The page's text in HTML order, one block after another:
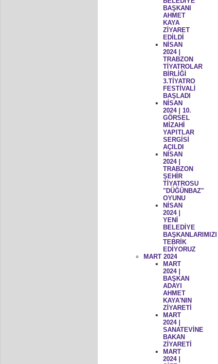
BAŞKANI
AHMET
KAYA
ZİYARET
EDİLDİ
NİSAN
2024 |
TRABZON
TİYATROLAR
BİRLİĞİ
3.TİYATRO
FESTİVALİ
BAŞLADI
NİSAN
2024 | 10.
GÖRSEL
MİZAHİ
YAPITLAR
SERGİSİ
AÇILDI
NİSAN
2024 |
TRABZON
ŞEHİR
TİYATROSU
"DÜĞÜNBAZ"
OYUNU
NİSAN
2024 |
YENİ
BELEDİYE
BAŞKANLARIMIZI
TEBRİK
EDİYORUZ
MART 2024
MART
2024 |
BAŞKAN
ADAYI
AHMET
KAYA'NIN
ZİYARETİ
MART
2024 |
SANATEVİNE
BAKAN
ZİYARETİ
MART
2024 |